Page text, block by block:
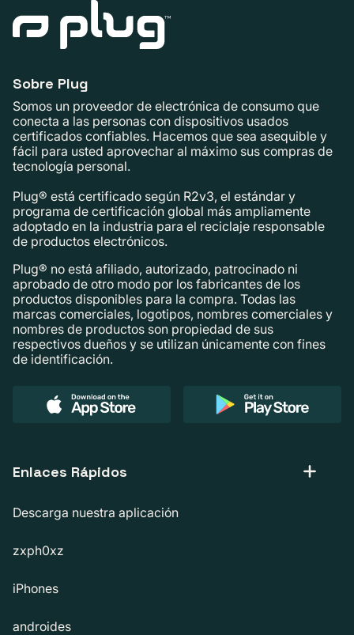
Sobre Plug
Somos un proveedor de electrónica de consumo que
conecta a las personas con dispositivos usados ​​
certificados confiables. Hacemos que sea asequible y
fácil para usted aprovechar al máximo sus compras de
tecnología personal.
Plug® está certificado según R2v3, el estándar y
programa de certificación global más ampliamente
adoptado en la industria para el reciclaje responsable
de productos electrónicos.
Plug® no está afiliado, autorizado, patrocinado ni
aprobado de otro modo por los fabricantes de los
productos disponibles para la compra. Todas las
marcas comerciales, logotipos, nombres comerciales y
nombres de productos son propiedad de sus
respectivos dueños y se utilizan únicamente con fines
de identificación.
Enlaces Rápidos
Descarga nuestra aplicación
zxph0xz
iPhones
androides